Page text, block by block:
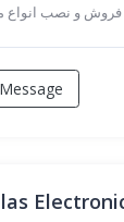
فروش و نصب انواع ماهواره